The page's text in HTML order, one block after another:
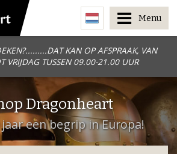
KAN OP AFSPRAAK, VAN
VRIJDAG TUSSEN 09.00-21.00 UUR
Menu
Dragonheart
een begrip in Europa!